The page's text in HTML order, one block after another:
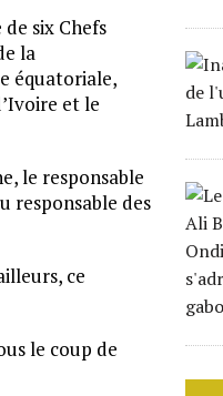
six Chefs
la
équatoriale,
et le
le responsable
responsable des
ce
le coup de